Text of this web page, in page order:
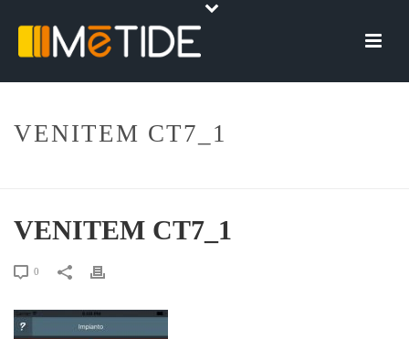
VENITEM CT7_1
VENITEM CT7_1
0